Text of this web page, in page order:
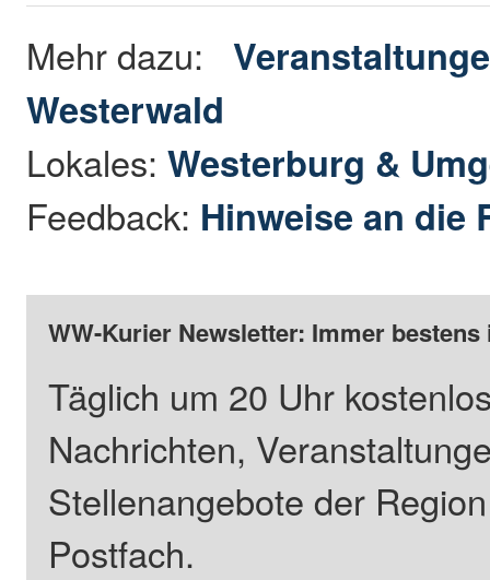
Mehr dazu:
Westerwald
Lokales:Westerburg &
Feedback: Hinweise an die
WW-Kurier Newsletter: Immer
Täglich um 20 Uhr
Nachrichten,
Stellenangebote der
Postfach.